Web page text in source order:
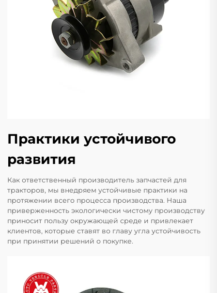
Практики устойчивого
развития
Как ответственный производитель запчастей для
тракторов, мы внедряем устойчивые практики на
протяжении всего процесса производства. Наша
приверженность экологически чистому производству
приносит пользу окружающей среде и привлекает
клиентов, которые ставят во главу угла устойчивость
при принятии решений о покупке.